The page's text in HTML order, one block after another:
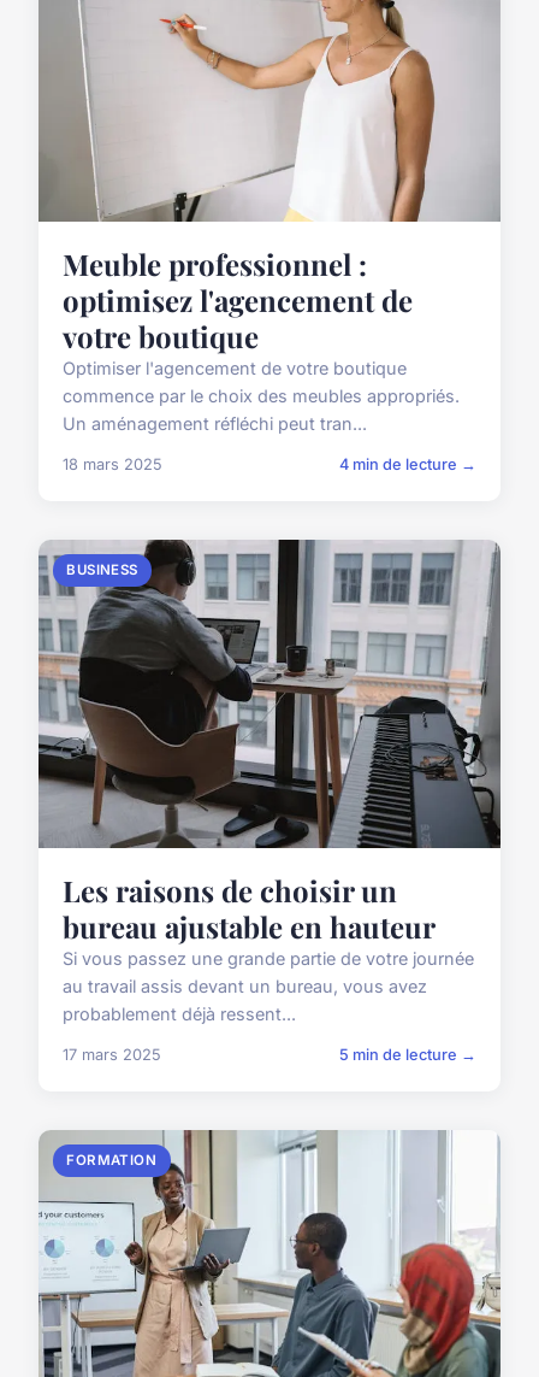
Meuble professionnel :
optimisez l'agencement de
votre boutique
Optimiser l'agencement de votre boutique
commence par le choix des meubles appropriés.
Un aménagement réfléchi peut tran...
18 mars 2025 4 min de lecture →
BUSINESS
Les raisons de choisir un
bureau ajustable en hauteur
Si vous passez une grande partie de votre journée
au travail assis devant un bureau, vous avez
probablement déjà ressent...
17 mars 2025 5 min de lecture →
FORMATION